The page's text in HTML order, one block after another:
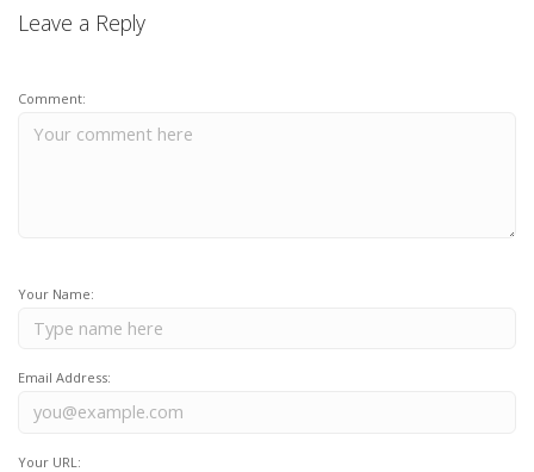
Leave a Reply
Comment:
Your Name:
Email Address:
Your URL: